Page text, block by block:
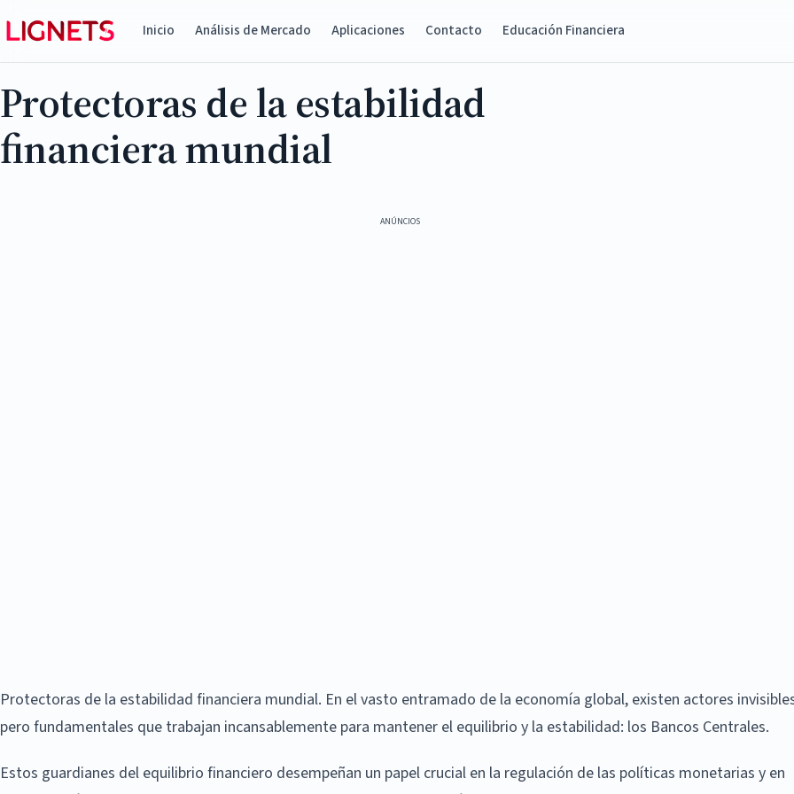
Inicio Análisis de Mercado Aplicaciones Contacto Educación Financiera
Protectoras de la estabilidad
financiera mundial
ANÚNCIOS
Protectoras de la estabilidad financiera mundial. En el vasto entramado de la economía global, existen actores
pero fundamentales que trabajan incansablemente para mantener el equilibrio y la estabilidad: los Bancos Centrales.
Estos guardianes del equilibrio financiero desempeñan un papel crucial en la regulación de las políticas monetarias y en